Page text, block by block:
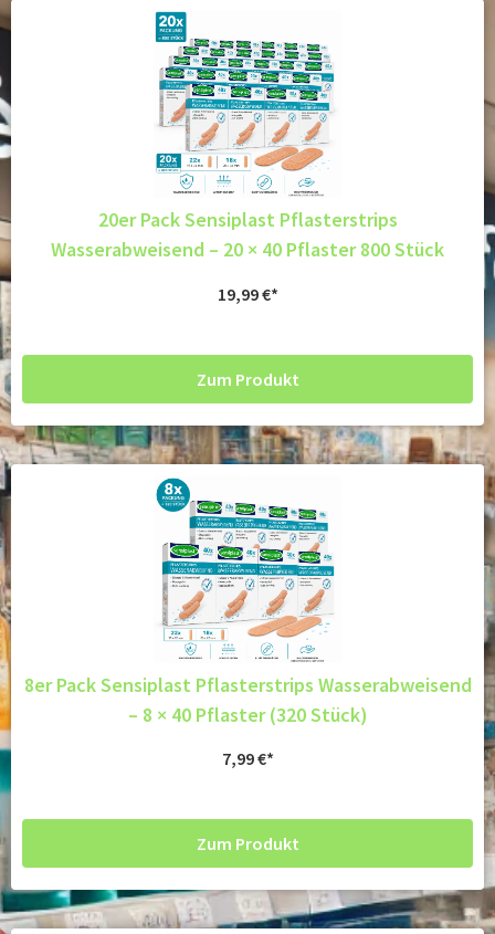
20er Pack Sensiplast Pflasterstrips
Wasserabweisend – 20 × 40 Pflaster 800 Stück
19,99€
Zum Produkt
8er Pack Sensiplast Pflasterstrips Wasserabweisend
– 8 × 40 Pflaster (320 Stück)
7,99€
Zum Produkt